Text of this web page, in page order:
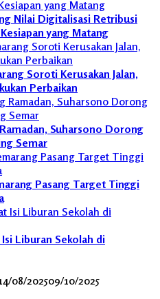
Nilai Digitalisasi Retribusi
yang Matang
Soroti Kerusakan Jalan,
Perbaikan
Suharsono Dorong
Semar
Pasang Target Tinggi
Liburan Sekolah di
08/202509/10/2025